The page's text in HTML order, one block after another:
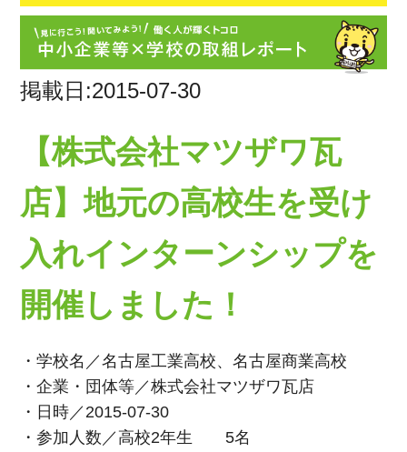
掲載日:2015-07-30
【株式会社マツザワ瓦
店】地元の高校生を受け
入れインターンシップを
開催しました！
・学校名／名古屋工業高校、名古屋商業高校
・企業・団体等／株式会社マツザワ瓦店
・日時／2015-07-30
・参加人数／高校2年生 5名